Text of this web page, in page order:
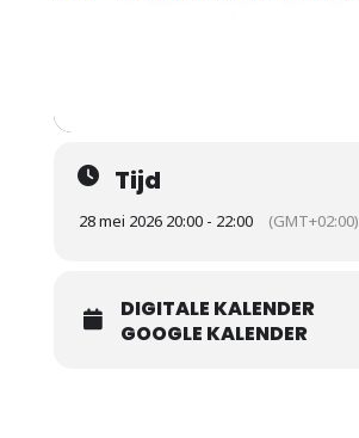
Tijd
28 mei 2026 20:00 - 22:00 (GMT+02:00)
DIGITALE KALENDER
GOOGLE KALENDER